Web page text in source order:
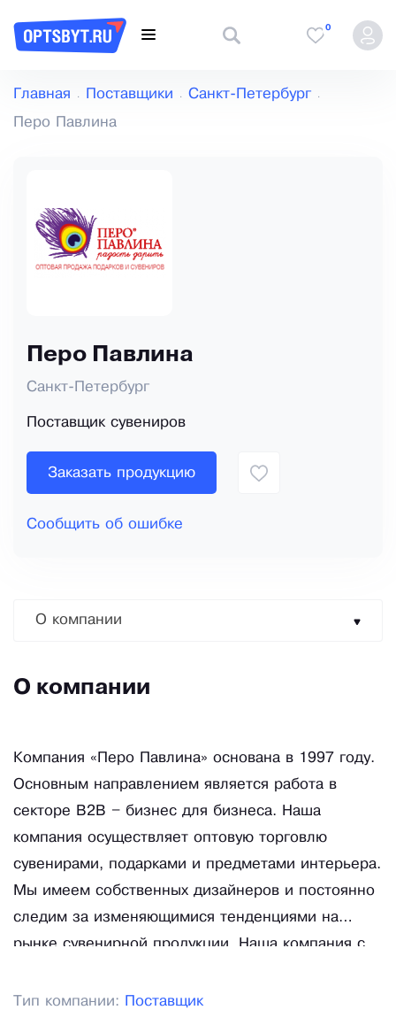
0
Главная Поставщики Санкт-Петербург
Перо Павлина
Перо Павлина
Санкт-Петербург
Поставщик сувениров
Заказать продукцию
Сообщить об ошибке
О компании
О компании
Компания «Перо Павлина» основана в 1997 году.
Основным направлением является работа в
секторе В2В – бизнес для бизнеса. Наша
компания осуществляет оптовую торговлю
сувенирами, подарками и предметами интерьера.
Мы имеем собственных дизайнеров и постоянно
следим за изменяющимися тенденциями на
рынке сувенирной продукции. Наша компания с
различного направления.
Тип компании: Поставщик